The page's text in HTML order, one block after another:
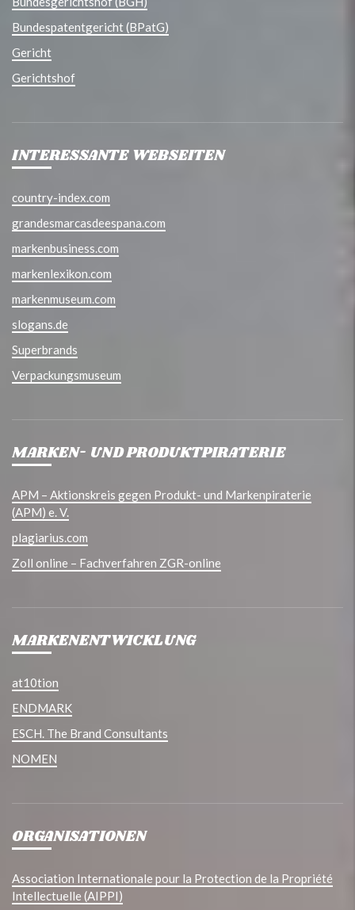
Bundespatentgericht (BPatG)
Gericht
Gerichtshof
INTERESSANTE WEBSEITEN
country-index.com
grandesmarcasdeespana.com
markenbusiness.com
markenlexikon.com
markenmuseum.com
slogans.de
Superbrands
Verpackungsmuseum
MARKEN- UND PRODUKTPIRATERIE
APM – Aktionskreis gegen Produkt- und Markenpiraterie
(APM) e. V.
plagiarius.com
Zoll online – Fachverfahren ZGR-online
MARKENENTWICKLUNG
at10tion
ENDMARK
ESCH. The Brand Consultants
NOMEN
ORGANISATIONEN
Association Internationale pour la Protection de la Propriété
Intellectuelle (AIPPI)